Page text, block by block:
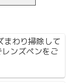
まわり掃除して
ンズペンをご